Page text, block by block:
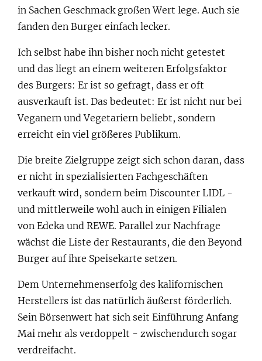
in Sachen Geschmack großen Wert lege. Auch sie
fanden den Burger einfach lecker.
Ich selbst habe ihn bisher noch nicht getestet
und das liegt an einem weiteren Erfolgsfaktor
des Burgers: Er ist so gefragt, dass er oft
ausverkauft ist. Das bedeutet: Er ist nicht nur bei
Veganern und Vegetariern beliebt, sondern
erreicht ein viel größeres Publikum.
Die breite Zielgruppe zeigt sich schon daran, dass
er nicht in spezialisierten Fachgeschäften
verkauft wird, sondern beim Discounter LIDL -
und mittlerweile wohl auch in einigen Filialen
von Edeka und REWE. Parallel zur Nachfrage
wächst die Liste der Restaurants, die den Beyond
Burger auf ihre Speisekarte setzen.
Dem Unternehmenserfolg des kalifornischen
Herstellers ist das natürlich äußerst förderlich.
Sein Börsenwert hat sich seit Einführung Anfang
Mai mehr als verdoppelt - zwischendurch sogar
verdreifacht.